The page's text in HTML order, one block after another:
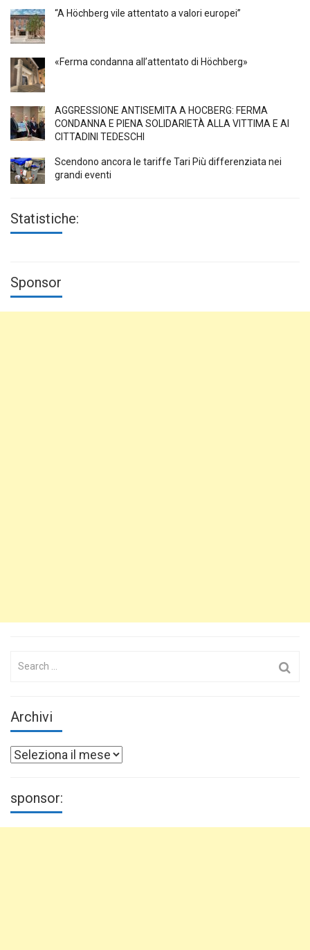
“A Höchberg vile attentato a valori europei”
«Ferma condanna all’attentato di Höchberg»
AGGRESSIONE ANTISEMITA A HÖCBERG: FERMA
CONDANNA E PIENA SOLIDARIETÀ ALLA VITTIMA E AI
CITTADINI TEDESCHI
Scendono ancora le tariffe Tari Più differenziata nei
grandi eventi
Statistiche:
Sponsor
Search
Archivi
Archivi
sponsor: